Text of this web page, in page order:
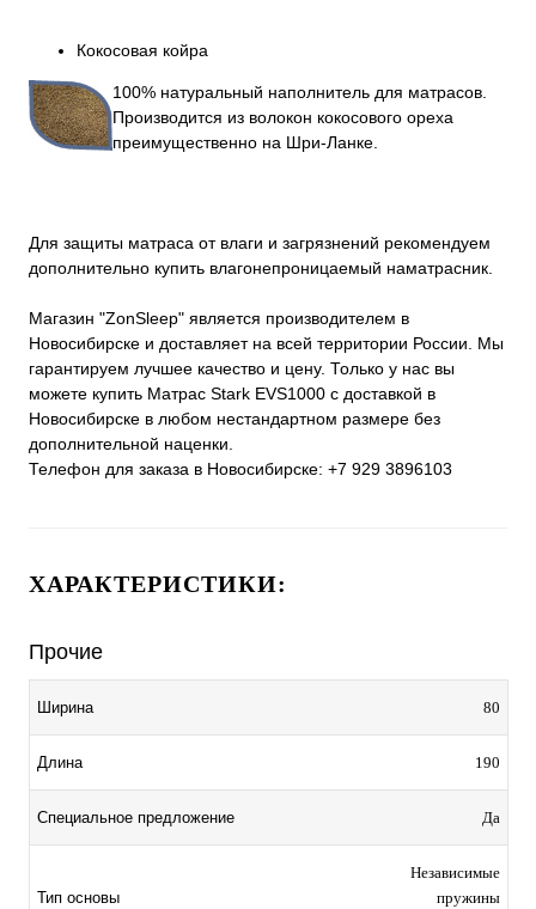
Кокосовая койра
100% натуральный наполнитель для матрасов.
Производится из волокон кокосового ореха
преимущественно на Шри-Ланке.
Для защиты матраса от влаги и загрязнений рекомендуем
дополнительно купить влагонепроницаемый наматрасник.
Магазин "ZonSleep" является производителем в
Новосибирске и доставляет на всей территории России. Мы
гарантируем лучшее качество и цену. Только у нас вы
можете купить Матрас Stark EVS1000 с доставкой в
Новосибирске в любом нестандартном размере без
дополнительной наценки.
Телефон для заказа в Новосибирске: +7 929 3896103
ХАРАКТЕРИСТИКИ:
Прочие
Ширина 80
Длина 190
Специальное предложение Да
Тип основы
Независимые
пружины